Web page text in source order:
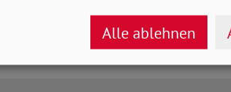
teilen
Alle ablehnen